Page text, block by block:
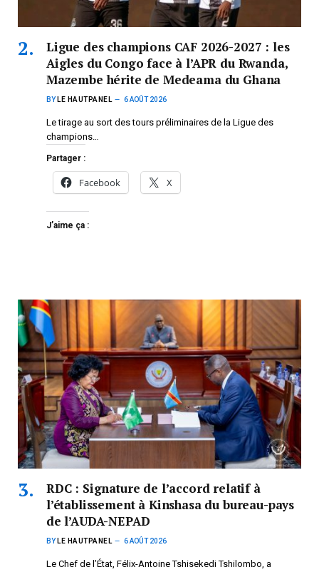
Ligue des champions CAF 2026-2027 : les
Aigles du Congo face à l’APR du Rwanda,
Mazembe hérite de Medeama du Ghana
BY LE HAUTPANEL 6 AOÛT 2026
Le tirage au sort des tours préliminaires de la Ligue des
champions…
Partager :
Facebook X
J’aime ça :
RDC : Signature de l’accord relatif à
l’établissement à Kinshasa du bureau-pays
de l’AUDA-NEPAD
BY LE HAUTPANEL 6 AOÛT 2026
Le Chef de l’État, Félix-Antoine Tshisekedi Tshilombo, a